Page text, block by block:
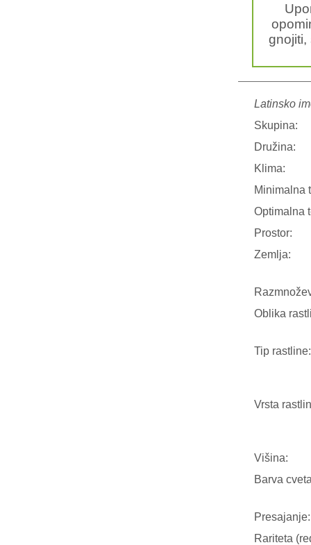
gnojiti,
Latinsko
Skupina:
Družina:
Klima:
Minimalna
Optimalna
Prostor:
Zemlja:
Oblika
Tip rastline:
Vrsta
Višina:
Barva
Presajanje:
Rariteta